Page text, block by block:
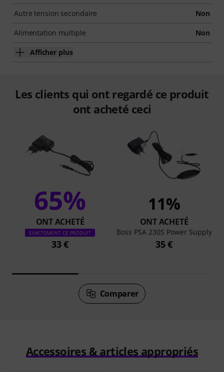
Autre tension secondaire Non
Alimentation multiple Non
Afficher plus
Les clients qui ont regardé ce produit
ont acheté ceci
65%
ONT ACHETÉ
EXACTEMENT CE PRODUIT
33 €
11%
ONT ACHETÉ
Boss PSA 230S Power Supply
35 €
Comparer
Accessoires & articles appropriés